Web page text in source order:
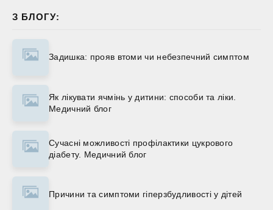
З БЛОГУ:
Задишка: прояв втоми чи небезпечний симптом
Як лікувати ячмінь у дитини: способи та ліки.
Медичний блог
Сучасні можливості профілактики цукрового
діабету. Медичний блог
Причини та симптоми гіперзбудливості у дітей